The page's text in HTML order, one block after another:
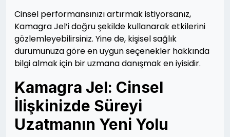
Cinsel performansınızı artırmak istiyorsanız,
Kamagra Jel’i doğru şekilde kullanarak etkilerini
gözlemleyebilirsiniz. Yine de, kişisel sağlık
durumunuza göre en uygun seçenekler hakkında
bilgi almak için bir uzmana danışmak en iyisidir.
Kamagra Jel: Cinsel
İlişkinizde Süreyi
Uzatmanın Yeni Yolu